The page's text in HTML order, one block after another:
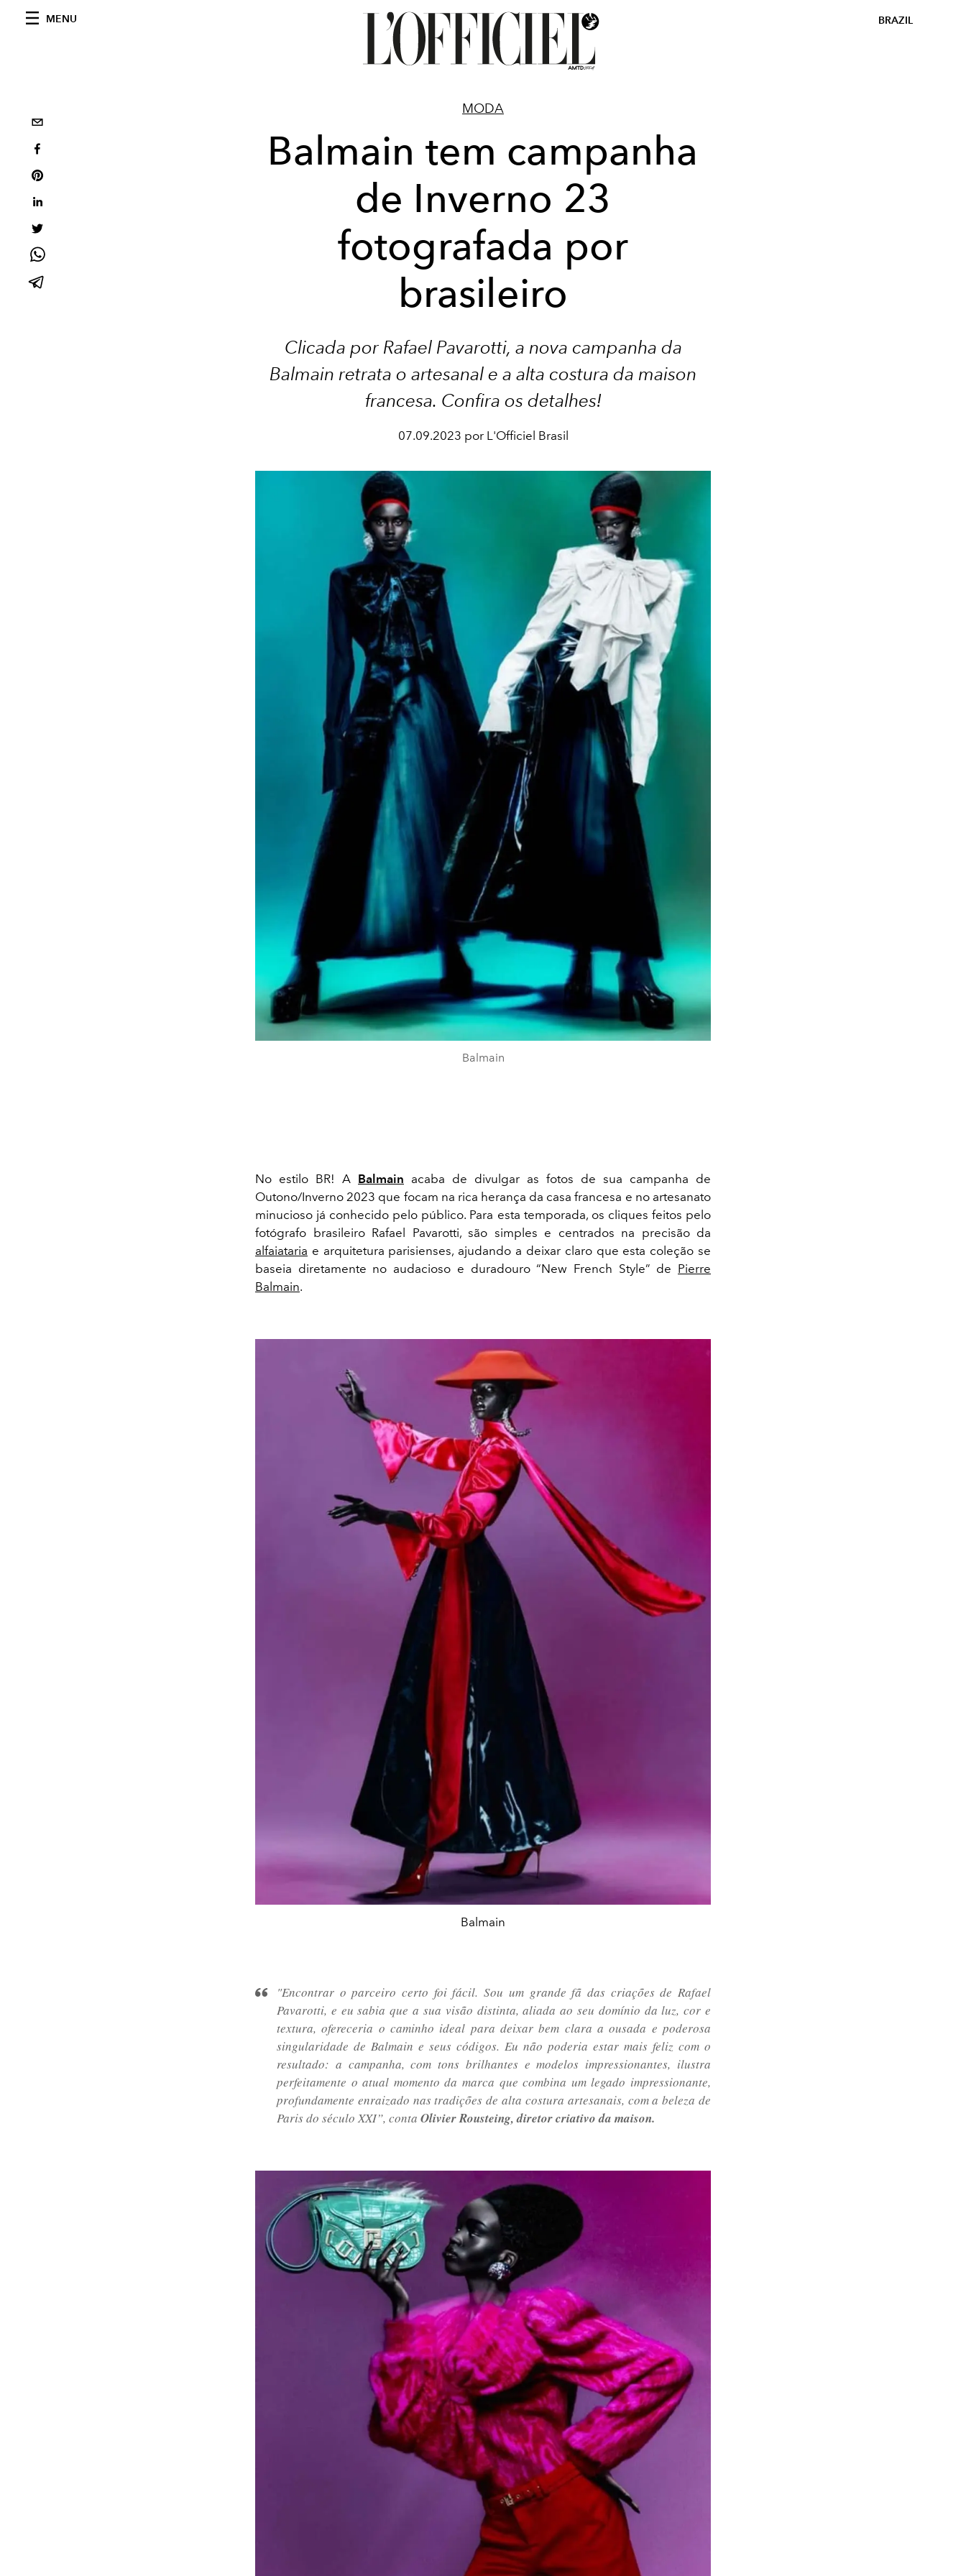
MENU BRAZIL
MODA
Balmain tem campanha
de Inverno 23
fotografada por
brasileiro
Clicada por Rafael Pavarotti, a nova campanha da
Balmain retrata o artesanal e a alta costura da maison
francesa. Confira os detalhes!
07.09.2023 por L'Officiel Brasil
Balmain
No estilo BR! A Balmain acaba de divulgar as fotos de sua campanha de
Outono/Inverno 2023 que focam na rica herança da casa francesa e no artesanato
minucioso já conhecido pelo público. Para esta temporada, os cliques feitos pelo
fotógrafo brasileiro Rafael Pavarotti, são simples e centrados na precisão da
alfaiataria e arquitetura parisienses, ajudando a deixar claro que esta coleção se
baseia diretamente no audacioso e duradouro “New French Style” de Pierre
Balmain.
Balmain
"Encontrar o parceiro certo foi fácil. Sou um grande fã das criações de Rafael
Pavarotti, e eu sabia que a sua visão distinta, aliada ao seu domínio da luz, cor e
textura, ofereceria o caminho ideal para deixar bem clara a ousada e poderosa
singularidade de Balmain e seus códigos. Eu não poderia estar mais feliz com o
resultado: a campanha, com tons brilhantes e modelos impressionantes, ilustra
perfeitamente o atual momento da marca que combina um legado impressionante,
profundamente enraizado nas tradições de alta costura artesanais, com a beleza de
Paris do século XXI”, conta Olivier Rousteing, diretor criativo da maison.